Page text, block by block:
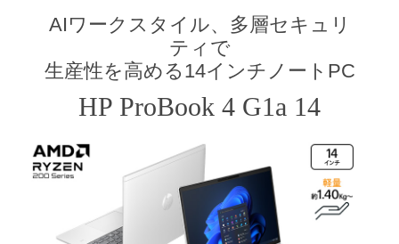
AIワークスタイル、多層セキュリ
ティで
生産性を高める14インチノートPC
HP ProBook 4 G1a 14